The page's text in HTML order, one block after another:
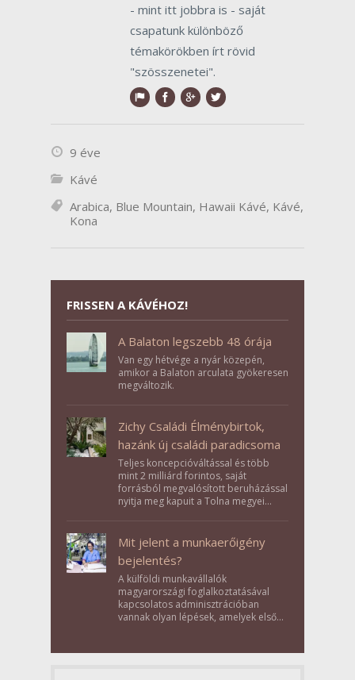
- mint itt jobbra is - saját
csapatunk különböző
témakörökben írt rövid
"szösszenetei".
9 éve
Kávé
Arabica, Blue Mountain, Hawaii Kávé, Kávé,
Kona
FRISSEN A KÁVÉHOZ!
A Balaton legszebb 48 órája
Van egy hétvége a nyár közepén,
amikor a Balaton arculata gyökeresen
megváltozik.
Zichy Családi Élménybirtok,
hazánk új családi paradicsoma
Teljes koncepcióváltással és több
mint 2 milliárd forintos, saját
forrásból megvalósított beruházással
nyitja meg kapuit a Tolna megyei
Mit jelent a munkaerőigény
bejelentés?
A külföldi munkavállalók
magyarországi foglalkoztatásával
kapcsolatos adminisztrációban
vannak olyan lépések, amelyek első
szerepet töltenek be az egész